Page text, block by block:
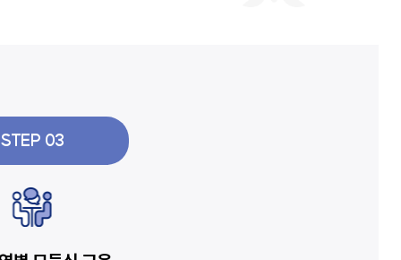
STEP 03